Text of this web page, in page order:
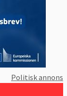
Politisk annons